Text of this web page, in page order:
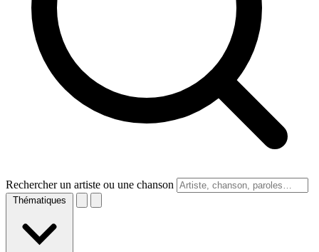
Rechercher un artiste ou une chanson
Thématiques